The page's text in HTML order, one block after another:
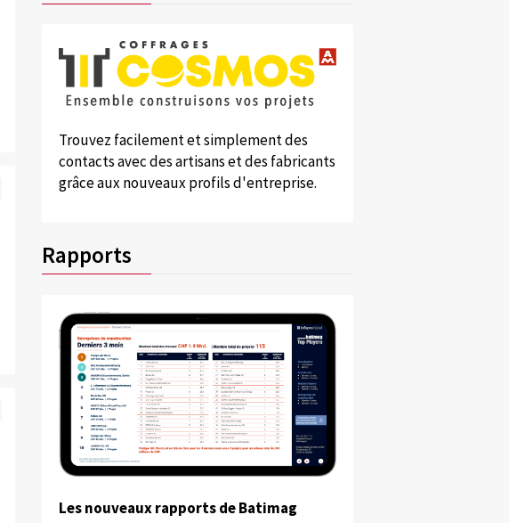
Trouvez facilement et simplement des
contacts avec des artisans et des fabricants
grâce aux nouveaux profils d'entreprise.
Rapports
Les nouveaux rapports de Batimag